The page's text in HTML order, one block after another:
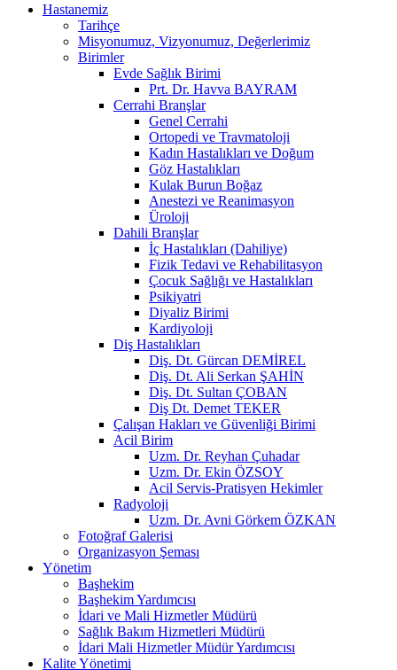
Hastanemiz
Tarihçe
Misyonumuz, Vizyonumuz, Değerlerimiz
Birimler
Evde Sağlık Birimi
Prt. Dr. Havva BAYRAM
Cerrahi Branşlar
Genel Cerrahi
Ortopedi ve Travmatoloji
Kadın Hastalıkları ve Doğum
Göz Hastalıkları
Kulak Burun Boğaz
Anestezi ve Reanimasyon
Üroloji
Dahili Branşlar
İç Hastalıkları (Dahiliye)
Fizik Tedavi ve Rehabilitasyon
Çocuk Sağlığı ve Hastalıkları
Psikiyatri
Diyaliz Birimi
Kardiyoloji
Diş Hastalıkları
Diş. Dt. Gürcan DEMİREL
Diş. Dt. Ali Serkan ŞAHİN
Diş. Dt. Sultan ÇOBAN
Diş Dt. Demet TEKER
Çalışan Hakları ve Güvenliği Birimi
Acil Birim
Uzm. Dr. Reyhan Çuhadar
Uzm. Dr. Ekin ÖZSOY
Acil Servis-Pratisyen Hekimler
Radyoloji
Uzm. Dr. Avni Görkem ÖZKAN
Fotoğraf Galerisi
Organizasyon Şeması
Yönetim
Başhekim
Başhekim Yardımcısı
İdari ve Mali Hizmetler Müdürü
Sağlık Bakım Hizmetleri Müdürü
İdari Mali Hizmetler Müdür Yardımcısı
Kalite Yönetimi